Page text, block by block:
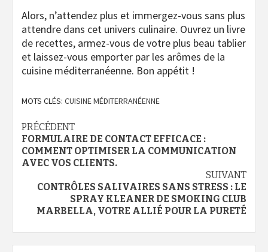
Alors, n’attendez plus et immergez-vous sans plus
attendre dans cet univers culinaire. Ouvrez un livre
de recettes, armez-vous de votre plus beau tablier
et laissez-vous emporter par les arômes de la
cuisine méditerranéenne. Bon appétit !
MOTS CLÉS: CUISINE MÉDITERRANÉENNE
Navigation
d’article
PRÉCÉDENT
FORMULAIRE DE CONTACT EFFICACE :
COMMENT OPTIMISER LA COMMUNICATION
AVEC VOS CLIENTS.
SUIVANT
CONTRÔLES SALIVAIRES SANS STRESS : LE
SPRAY KLEANER DE SMOKING CLUB
MARBELLA, VOTRE ALLIÉ POUR LA PURETÉ